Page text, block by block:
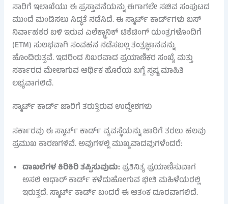
ಸಾರಿಗೆ ಇಲಾಖೆಯು ಈ ಪ್ರಸ್ತಾವನೆಯನ್ನು ಈಗಾಗಲೇ ಸಚಿವ ಸಂಪುಟದ
ಮುಂದೆ ಮಂಡಿಸಲು ಸಿದ್ಧತೆ ನಡೆಸಿದೆ. ಈ ಸ್ಮಾರ್ಟ್ ಕಾರ್ಡ್‌ಗಳು ಬಸ್
ನಿರ್ವಾಹಕರ ಬಳಿ ಇರುವ ಎಲೆಕ್ಟ್ರಾನಿಕ್ ಟಿಕೆಟಿಂಗ್ ಯಂತ್ರಗಳೊಂದಿಗೆ
(ETM) ಸುಲಭವಾಗಿ ಸಂವಹನ ನಡೆಸಬಲ್ಲ ತಂತ್ರಜ್ಞಾನವನ್ನು
ಹೊಂದಿರುತ್ತವೆ. ಇದರಿಂದ ನಿಖರವಾದ ಪ್ರಯಾಣಿಕರ ಸಂಖ್ಯೆ ಮತ್ತು
ಸರ್ಕಾರದ ಮೇಲಾಗುವ ಆರ್ಥಿಕ ಹೊರೆಯ ಬಗ್ಗೆ ಸ್ಪಷ್ಟ ಮಾಹಿತಿ
ಲಭ್ಯವಾಗಲಿದೆ.
ಸ್ಮಾರ್ಟ್ ಕಾರ್ಡ್ ಜಾರಿಗೆ ತರುತ್ತಿರುವ ಉದ್ದೇಶಗಳು
ಸರ್ಕಾರವು ಈ ಸ್ಮಾರ್ಟ್ ಕಾರ್ಡ್ ವ್ಯವಸ್ಥೆಯನ್ನು ಜಾರಿಗೆ ತರಲು ಹಲವು
ಪ್ರಮುಖ ಕಾರಣಗಳಿವೆ. ಅವುಗಳಲ್ಲಿ ಮುಖ್ಯವಾದವುಗಳೆಂದರೆ:
ದಾಖಲೆಗಳ ಕಿರಿಕಿರಿ ತಪ್ಪಿಸುವುದು:ಪ್ರತಿನಿತ್ಯ ಪ್ರಯಾಣಿಸುವಾಗ
ಅಸಲಿ ಆಧಾರ್ ಕಾರ್ಡ್ ಕಳೆದುಹೋಗುವ ಭೀತಿ ಮಹಿಳೆಯರಲ್ಲಿ
ಇರುತ್ತದೆ. ಸ್ಮಾರ್ಟ್ ಕಾರ್ಡ್ ಬಂದರೆ ಈ ಆತಂಕ ದೂರವಾಗಲಿದೆ.